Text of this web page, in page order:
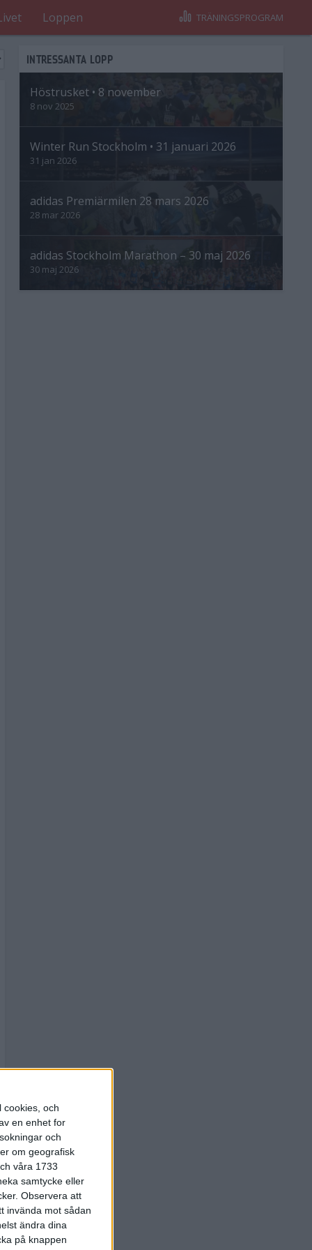
cookies, och
en enhet for
och
om geografisk
våra 1733
samtycke eller
Observera att
invända mot sådan
ändra dina
på knappen
Loppen TRÄNINGSPROGRAM
INTRESSANTA LOPP
Höstrusket • 8 november
8 nov 2025
Winter Run Stockholm • 31 januari 2026
31 jan 2026
adidas Premiärmilen 28 mars 2026
28 mar 2026
adidas Stockholm Marathon – 30 maj 2026
30 maj 2026